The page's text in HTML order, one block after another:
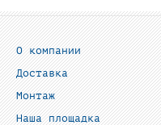
О компании
Доставка
Монтаж
Наша площадка